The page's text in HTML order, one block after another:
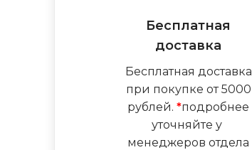
Бесплатная
доставка
Бесплатная доставка
при покупке от 5000
рублей.*подробнее
уточняйте у
менеджеров отдела